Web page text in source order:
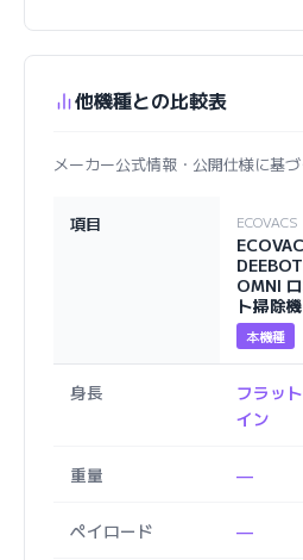
他機種との比較表
メーカー公式情報・公開仕様に基
項目 ECOVACS
OMNI
ト掃除機
本機種
身長
フラッ
イン
重量 —
ペイロード —